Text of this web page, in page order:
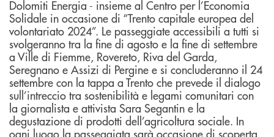
Dolomiti Energia - insieme al Centro per l’Economia
Solidale in occasione di “Trento capitale europea del
volontariato 2024”. Le passeggiate accessibili a tutti si
svolgeranno tra la fine di agosto e la fine di settembre
a Ville di Fiemme, Rovereto, Riva del Garda,
Seregnano e Assizi di Pergine e si concluderanno il 24
settembre con la tappa a Trento che prevede il dialogo
sull’intreccio tra sostenibilità e legami comunitari con
la giornalista e attivista Sara Segantin e la
degustazione di prodotti dell’agricoltura sociale. In
ogni luogo la passeggiata sarà occasione di scoperta